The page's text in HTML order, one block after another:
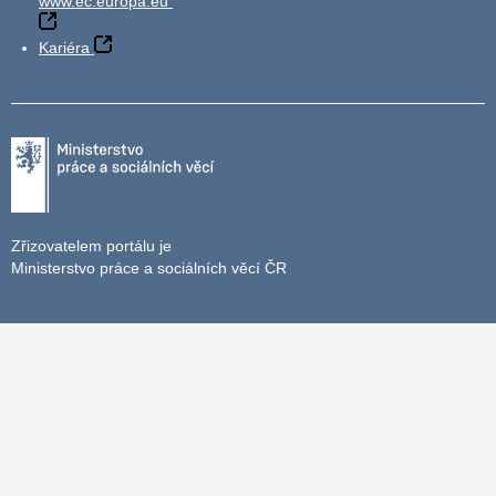
Kariéra
Zřizovatelem portálu je
Ministerstvo práce a sociálních věcí ČR